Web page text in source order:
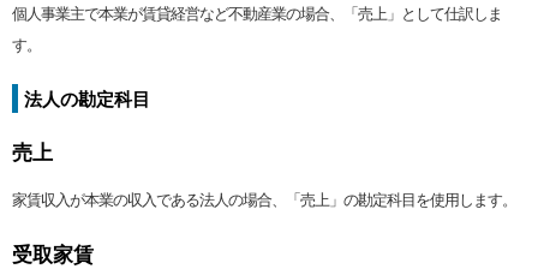
個人事業主で本業が賃貸経営など不動産業の場合、「売上」として仕訳しま
す。
法人の勘定科目
売上
家賃収入が本業の収入である法人の場合、「売上」の勘定科目を使用します。
受取家賃